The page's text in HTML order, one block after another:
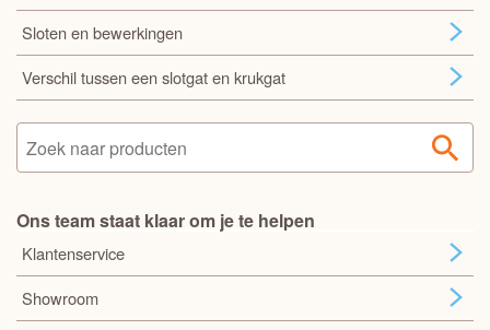
Sloten en bewerkingen
Verschil tussen een slotgat en krukgat
Ons team staat klaar om je te helpen
Klantenservice
Showroom